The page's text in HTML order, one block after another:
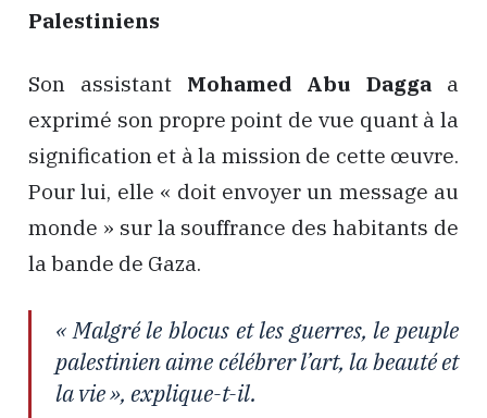
Palestiniens
Son assistant Mohamed Abu Dagga a
exprimé son propre point de vue quant à la
signification et à la mission de cette œuvre.
Pour lui, elle « doit envoyer un message au
monde » sur la souffrance des habitants de
la bande de Gaza.
« Malgré le blocus et les guerres, le peuple
palestinien aime célébrer l’art, la beauté et
la vie », explique-t-il.